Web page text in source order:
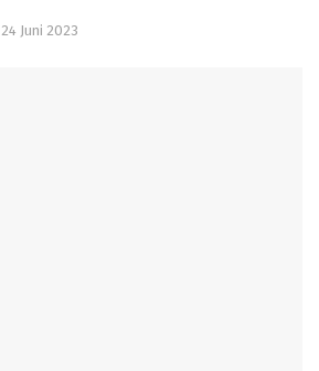
24 Juni 2023